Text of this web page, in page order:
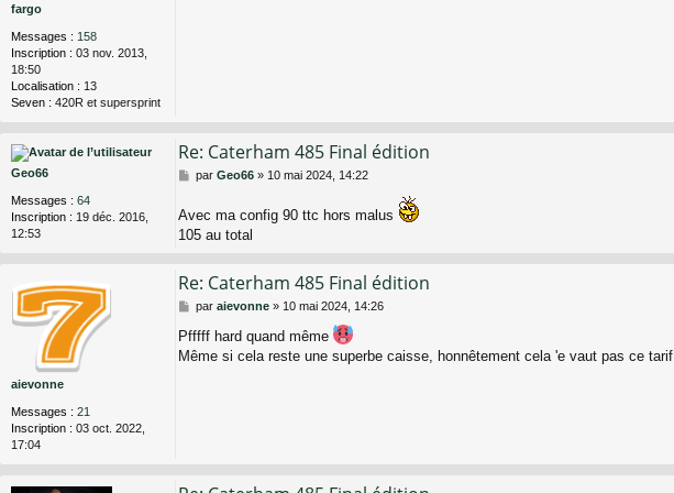
fargo
Messages : 158
Inscription : 03 nov. 2013,
18:50
Localisation : 13
Seven : 420R et supersprint
Geo66
Messages : 64
Inscription : 19 déc. 2016,
12:53
Re: Caterham 485 Final édition
M
s
a
par Geo66» 10 mai 2024, 14:22
Avec ma config 90 ttc hors malus
105 au total
aievonne
Messages : 21
Inscription : 03 oct. 2022,
17:04
Re: Caterham 485 Final édition
M
s
s
par aievonne» 10 mai 2024, 14:26
Pfffff hard quand même
Même si cela reste une superbe caisse, honnêtement cela 'e vaut pas ce tarif